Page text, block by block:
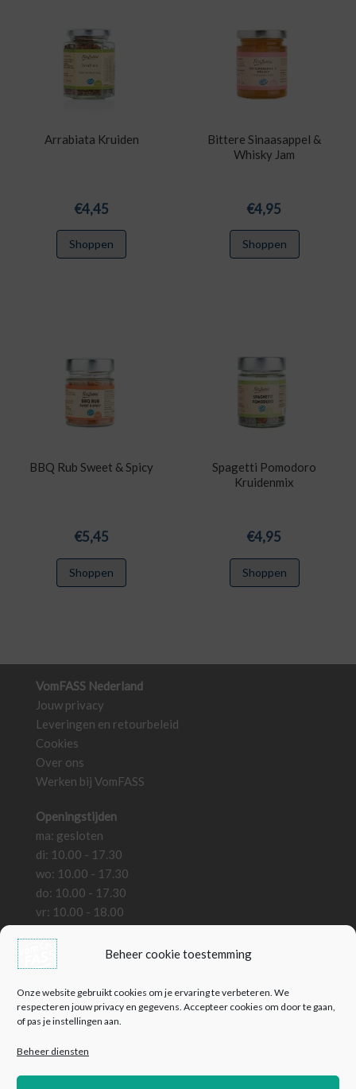
Beheer cookie toestemming
Onze website gebruikt cookies om je ervaring te verbeteren. We
respecteren jouw privacy en gegevens. Accepteer cookies om door te gaan,
of pas je instellingen aan.
Beheer diensten
Arrabiata Kruiden
€4,45
Shoppen
Bittere Sinaasappel &
Whisky Jam
€4,95
Shoppen
BBQ Rub Sweet & Spicy
€5,45
Shoppen
Spagetti Pomodoro
Kruidenmix
€4,95
Shoppen
VomFASS Nederland
Jouw privacy
Leveringen en retourbeleid
Cookies
Over ons
Werken bij VomFASS
Openingstijden
ma: gesloten
di: 10.00 - 17.30
wo: 10.00 - 17.30
do: 10.00 - 17.30
vr: 10.00 - 18.00
zo: gesloten
VomFass Wassenaar B.V.
KVK: 82127441